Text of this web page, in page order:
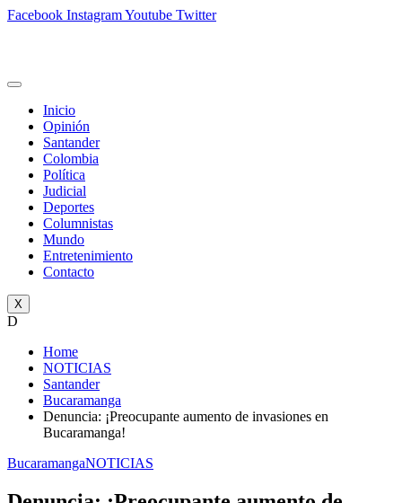
Facebook InstagramYoutube Twitter
Inicio
Opinión
Santander
Colombia
Política
Judicial
Deportes
Columnistas
Mundo
Entretenimiento
Contacto
X
D
Home
NOTICIAS
Santander
Bucaramanga
Denuncia: ¡Preocupante aumento de invasiones en
Bucaramanga!
BucaramangaNOTICIAS